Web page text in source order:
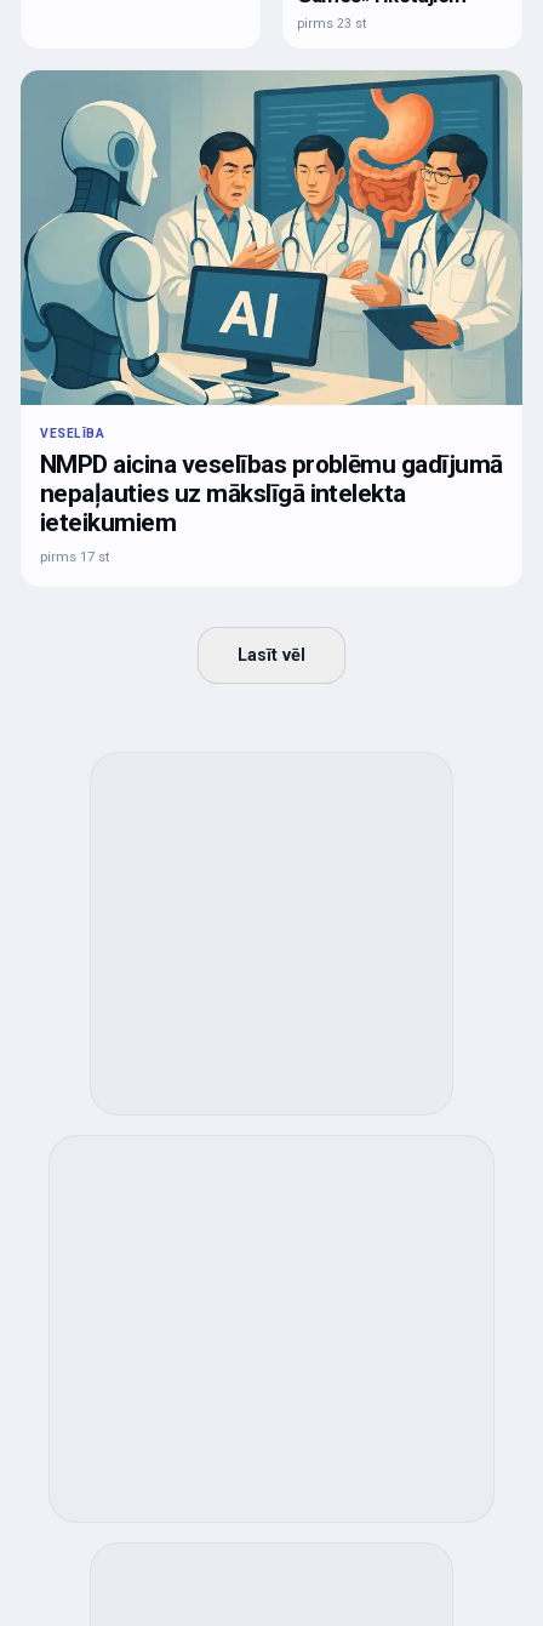
pirms 23 st
VESELĪBA
NMPD aicina veselības problēmu gadījumā
nepaļauties uz mākslīgā intelekta
ieteikumiem
pirms 17 st
Lasīt vēl